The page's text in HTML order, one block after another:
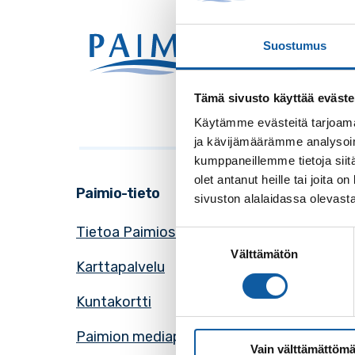
Suostumus
Tämä sivusto käyttää
Käytämme evästeitä
ja kävijämäärämme
kumppaneillemme tietoja
olet antanut heille tai joita
sivuston alalaidassa
Suostumuksen
Välttämätön
Vain
Paimio-tieto
Tietoa Paimiosta
Karttapalvelu
Kuntakortti
Paimion mediapankki
Asiointi